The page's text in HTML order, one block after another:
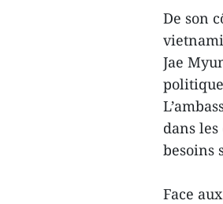
De son
Jae
dans les
besoins
Face